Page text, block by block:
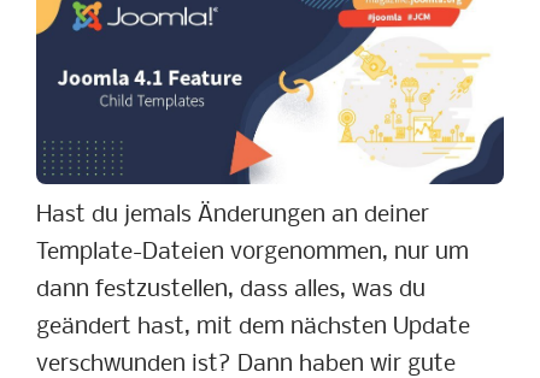
Hast du jemals Änderungen an deiner
Template-Dateien vorgenommen, nur um
dann festzustellen, dass alles, was du
geändert hast, mit dem nächsten Update
verschwunden ist? Dann haben wir gute